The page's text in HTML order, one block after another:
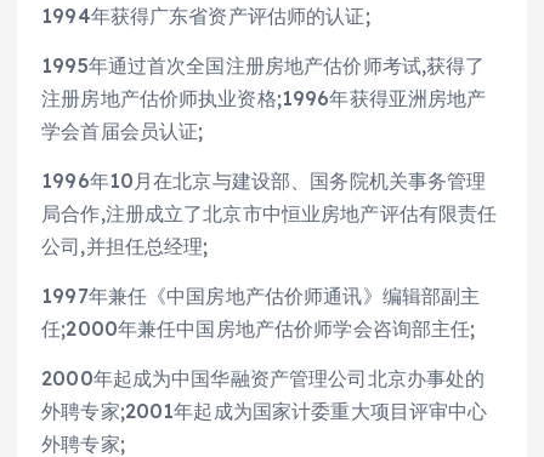
1994年获得广东省资产评估师的认证;
1995年通过首次全国注册房地产估价师考试,获得了
注册房地产估价师执业资格;1996年获得亚洲房地产
学会首届会员认证;
1996年10月在北京与建设部、国务院机关事务管理
局合作,注册成立了北京市中恒业房地产评估有限责任
公司,并担任总经理;
1997年兼任《中国房地产估价师通讯》编辑部副主
任;2000年兼任中国房地产估价师学会咨询部主任;
2000年起成为中国华融资产管理公司北京办事处的
外聘专家;2001年起成为国家计委重大项目评审中心
外聘专家;